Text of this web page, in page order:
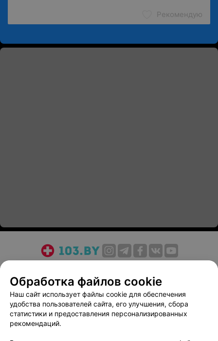
Рекомендую
Медицинский маркетинг
Публичный договор
Пользовательское соглашение
Способы оплаты
Вакансии
Партнеры
Написать руководителю 103.by
Обработка файлов cookie
Наш сайт использует файлы cookie для обеспечения
удобства пользователей сайта, его улучшения, сбора
статистики и предоставления персонализированных
рекомендаций.